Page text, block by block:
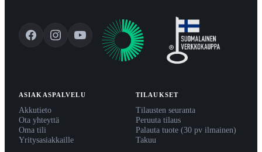
ASIAKASPALVELU
Akkutieto
Ota yhteyttä
Oma tili
Yritysasiakkaille
TILAUKSET
Tilausten seuranta
Peruuta tilaus
Palauta tuote (30 pv ilmainen)
Takuu